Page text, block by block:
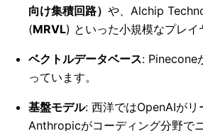
向け集積回路） や、Alchip
(MRVL) といった小規模なプレイ
ベクトルデータベース: Pinecone
っています。
基盤モデル: 西洋ではOpenAIがリ
Anthropicがコーディング分野で